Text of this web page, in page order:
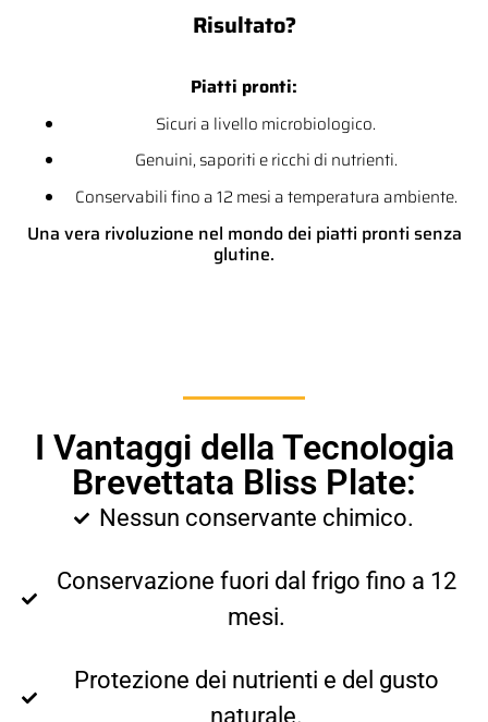
Risultato?
Piatti pronti:
Sicuri a livello microbiologico.
Genuini, saporiti e ricchi di nutrienti.
Conservabili fino a 12 mesi a temperatura ambiente.
Una vera rivoluzione nel mondo dei piatti pronti senza
glutine.
I Vantaggi della Tecnologia
Brevettata Bliss Plate:
Nessun conservante chimico.
Conservazione fuori dal frigo fino a 12
mesi.
Protezione dei nutrienti e del gusto
naturale.